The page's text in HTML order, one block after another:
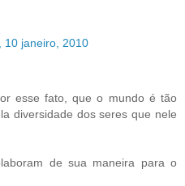
10 janeiro, 2010
esse fato, que o mundo é tão
diversidade dos seres que nele
de sua maneira para o